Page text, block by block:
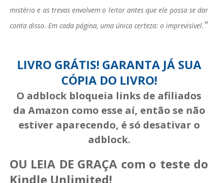
mistério e as trevas envolvem o leitor antes que ele possa se dar
conta disso. Em cada página, uma única certeza: o imprevisível. "
LIVRO GRÁTIS! GARANTA JÁ SUA
CÓPIA DO LIVRO!
O adblock bloqueia links de afiliados
da Amazon como esse aí, então se não
estiver aparecendo, é só desativar o
adblock.
OU LEIA DE GRAÇA com o teste do
Kindle Unlimited!